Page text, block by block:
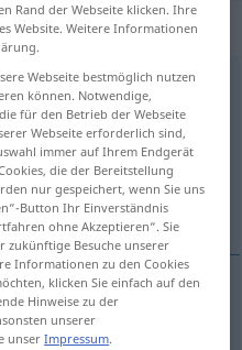
adjektivisch
anklicken/antippen)
Rand der Webseite klicken. Ihre
Website. Weitere Informationen
Webseite bestmöglich nutzen
können. Notwendige,
für den Betrieb der Webseite
Webseite erforderlich sind,
immer auf Ihrem Endgerät
die der Bereitstellung
nur gespeichert, wenn Sie uns
Button Ihr Einverständnis
ohne Akzeptieren“. Sie
Besuche unserer
Informationen zu den Cookies
klicken Sie einfach auf den
Hinweise zu der
unserer
unserImpressum.